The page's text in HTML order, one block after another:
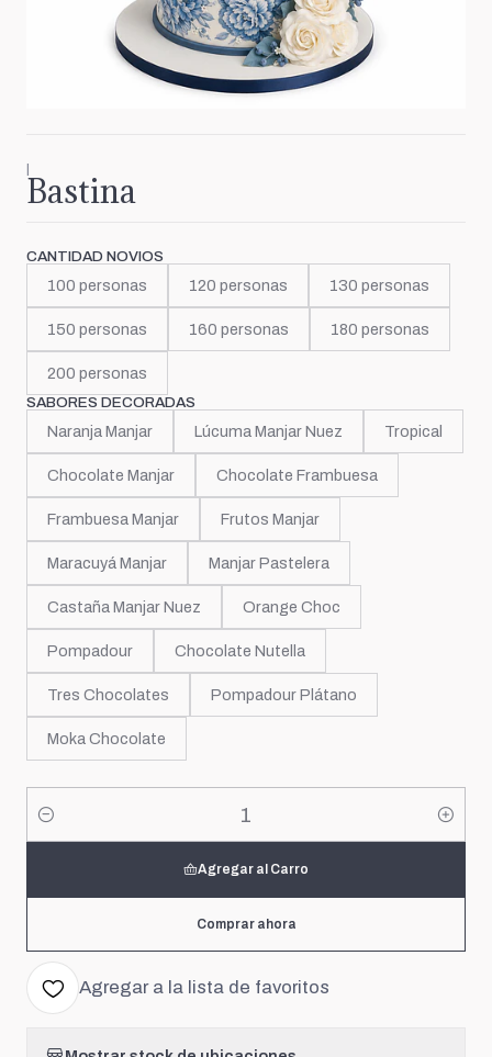
|
Bastina
CANTIDAD NOVIOS
100 personas 120 personas 130 personas
150 personas 160 personas 180 personas
200 personas
SABORES DECORADAS
Naranja Manjar Lúcuma Manjar Nuez Tropical
Chocolate Manjar Chocolate Frambuesa
Frambuesa Manjar Frutos Manjar
Maracuyá Manjar Manjar Pastelera
Castaña Manjar Nuez Orange Choc
Pompadour Chocolate Nutella
Tres Chocolates Pompadour Plátano
Moka Chocolate
Cantidad
Agregar al Carro
Comprar ahora
Agregar a la lista de favoritos